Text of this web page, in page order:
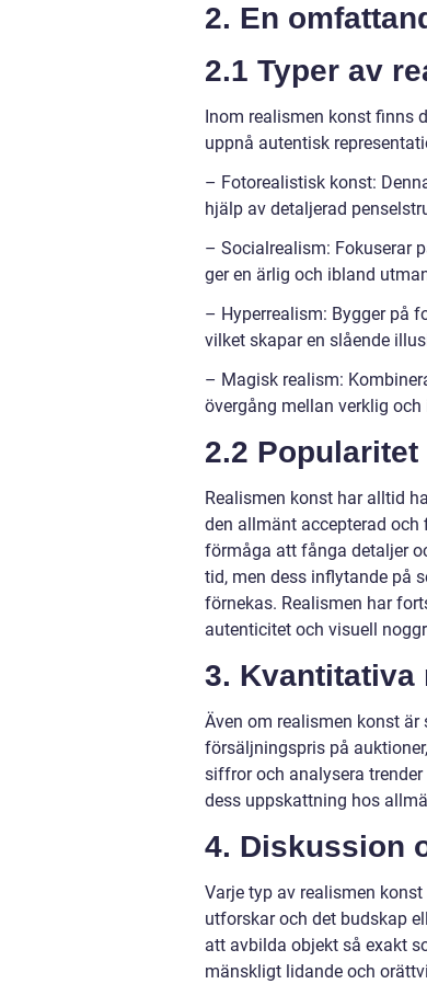
2. En
2.1 Typer av
Inom realismen konst finns
uppnå autentisk
– Fotorealistisk konst:
hjälp av detaljerad
– Socialrealism: Fokuserar
ger en ärlig och ibland
– Hyperrealism: Bygger på
vilket skapar en slående
– Magisk realism:
övergång mellan verklig
2.2
Realismen konst har alltid
den allmänt accepterad
förmåga att fånga detaljer
tid, men dess inflytande på
förnekas. Realismen har
autenticitet och visuell
3. Kvantitativa
Även om realismen konst
försäljningspris på
siffror och analysera
dess uppskattning hos
4. Diskussion
Varje typ av realismen
utforskar och det budskap
att avbilda objekt så exakt
mänskligt lidande och